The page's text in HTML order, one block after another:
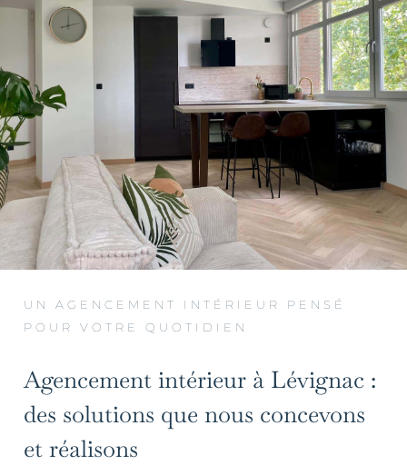
UN AGENCEMENT INTÉRIEUR PENSÉ
POUR VOTRE QUOTIDIEN
Agencement intérieur à Lévignac :
des solutions que nous concevons
et réalisons